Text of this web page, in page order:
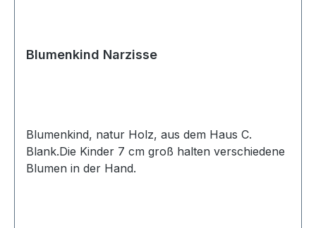
Blumenkind Narzisse
Blumenkind, natur Holz, aus dem Haus C.
Blank.Die Kinder 7 cm groß halten verschiedene
Blumen in der Hand.